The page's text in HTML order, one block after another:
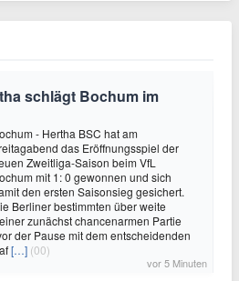
schlägt Bochum im
- Hertha BSC hat am
das Eröffnungsspiel der
Zweitliga-Saison beim VfL
mit 1: 0 gewonnen und sich
den ersten Saisonsieg gesichert.
Berliner bestimmten über weite
zunächst chancenarmen Partie
der Pause mit dem entscheidenden
[…] (00)
vor 5 Minuten